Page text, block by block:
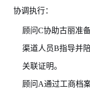
协调执行：
顾问C协助古丽准
渠道人员B指导并
关联证明。
顾问A通过工商档